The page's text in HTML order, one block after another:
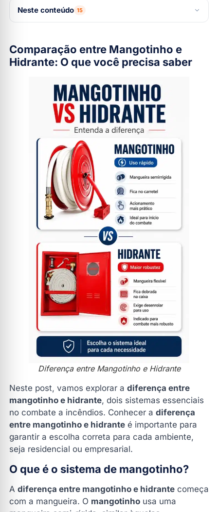
Neste conteúdo 15
precisa saber
O que é o sistema de mangotinho?
Sistema de hidrante
Quando escolher o mangotinho ou o hidrante?
Vantagens do mangotinho
Perguntas Frequentes
1. Qual a principal diferença entre mangotinho e
hidrante?
2. O mangotinho é mais fácil de manusear que o
hidrante?
3. Em que situação é melhor usar o mangotinho ao
invés do hidrante?
4. É necessário treinamento para usar o mangotinho?
5. O mangotinho substitui o hidrante?
6. Qual a pressão de trabalho do mangotinho em
comparação com o hidrante?
7. Posso ter os dois sistemas instalados no mesmo
local?
Comparação entre Mangotinho e
Hidrante: O que você precisa saber
Diferença entre Mangotinho e Hidrante
Neste post, vamos explorar a diferença entre
mangotinho e hidrante, dois sistemas essenciais
no combate a incêndios. Conhecer a diferença
entre mangotinho e hidrante é importante para
garantir a escolha correta para cada ambiente,
seja residencial ou empresarial.
O que é o sistema de mangotinho?
A diferença entre mangotinho e hidrante começa
com a mangueira. O mangotinho usa uma